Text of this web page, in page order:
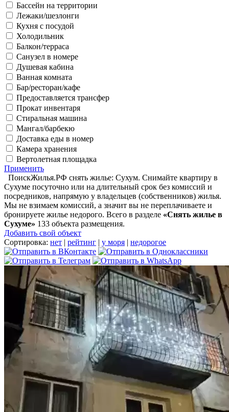
Бассейн на территории
Лежаки/шезлонги
Кухня с посудой
Холодильник
Балкон/терраса
Санузел в номере
Душевая кабина
Ванная комната
Бар/ресторан/кафе
Предоставляется трансфер
Прокат инвентаря
Стиральная машина
Мангал/барбекю
Доставка еды в номер
Камера хранения
Вертолетная площадка
Применить
ПоискЖилья.РФ снять жилье: Сухум. Снимайте квартиру в
Сухуме посуточно или на длительный срок без комиссий и
посредников, напрямую у владельцев (собственников) жилья.
Мы не взимаем комиссий, а значит вы не переплачиваете и
бронируете жилье недорого. Всего в разделе «Снять жилье в
Сухуме» 133 объекта размещения.
Добавить свой объект
Сортировка: нет | рейтинг | у моря | недорогое